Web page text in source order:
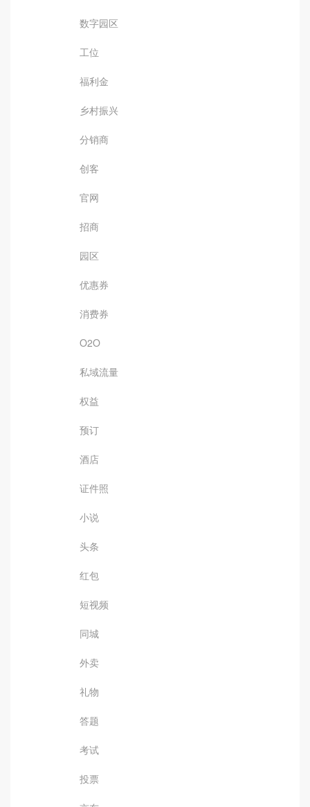
数字园区
工位
福利金
乡村振兴
分销商
创客
官网
招商
园区
优惠券
消费券
O2O
私域流量
权益
预订
酒店
证件照
小说
头条
红包
短视频
同城
外卖
礼物
答题
考试
投票